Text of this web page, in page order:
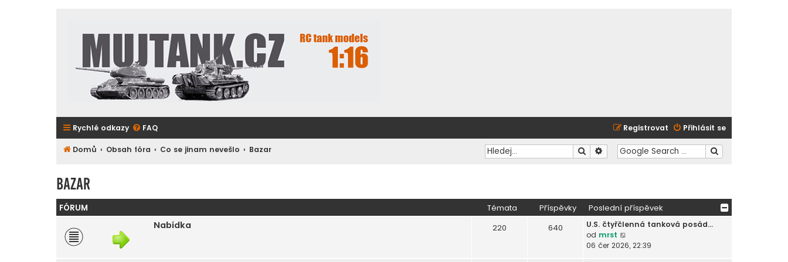
Rychlé odkazy FAQ Přihlásit se
Registrovat
Domů Obsah fóra Co se jinam nevešlo Bazar Hledat Pokročilé hledání
Bazar
FÓRUM Témata Příspěvky Poslední příspěvek
Nabídka 220 640
U.S. čtyřčlenná tanková posád…
od mrst
o
06 čer 2026, 22:39